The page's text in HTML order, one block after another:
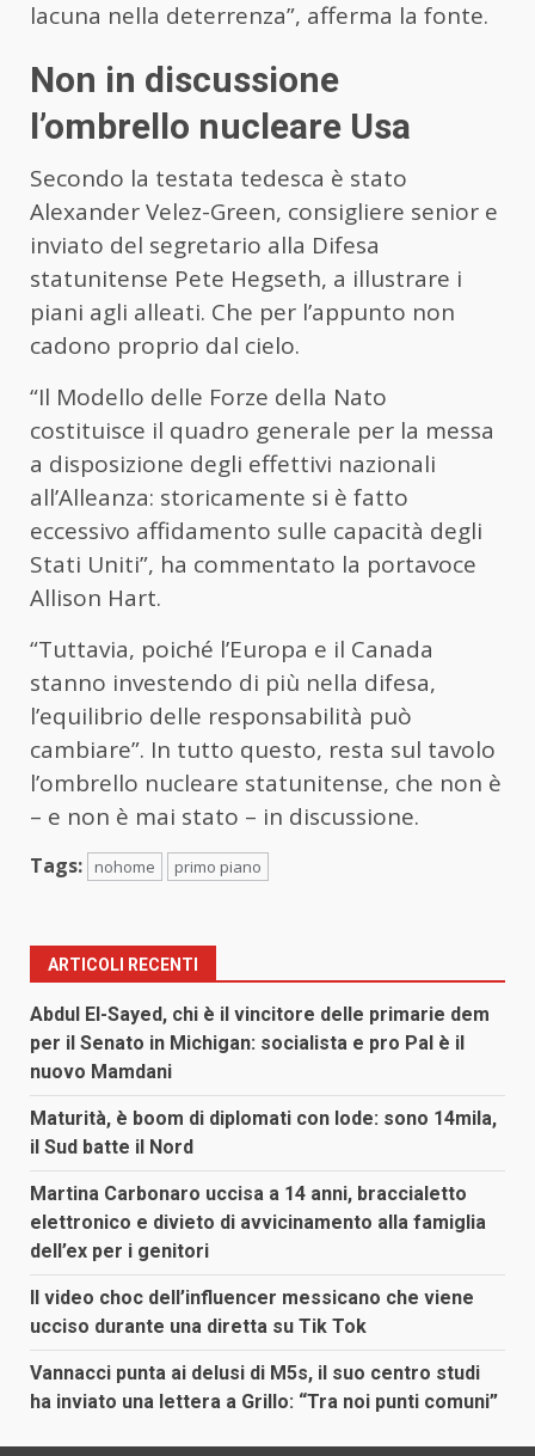
lacuna nella deterrenza”, afferma la fonte.
Non in discussione
l’ombrello nucleare Usa
Secondo la testata tedesca è stato
Alexander Velez-Green, consigliere senior e
inviato del segretario alla Difesa
statunitense Pete Hegseth, a illustrare i
piani agli alleati. Che per l’appunto non
cadono proprio dal cielo.
“Il Modello delle Forze della Nato
costituisce il quadro generale per la messa
a disposizione degli effettivi nazionali
all’Alleanza: storicamente si è fatto
eccessivo affidamento sulle capacità degli
Stati Uniti”, ha commentato la portavoce
Allison Hart.
“Tuttavia, poiché l’Europa e il Canada
stanno investendo di più nella difesa,
l’equilibrio delle responsabilità può
cambiare”. In tutto questo, resta sul tavolo
l’ombrello nucleare statunitense, che non è
– e non è mai stato – in discussione.
Tags: nohome primo piano
ARTICOLI RECENTI
Abdul El-Sayed, chi è il vincitore delle primarie dem
per il Senato in Michigan: socialista e pro Pal è il
nuovo Mamdani
Maturità, è boom di diplomati con lode: sono 14mila,
il Sud batte il Nord
Martina Carbonaro uccisa a 14 anni, braccialetto
elettronico e divieto di avvicinamento alla famiglia
dell’ex per i genitori
Il video choc dell’influencer messicano che viene
ucciso durante una diretta su Tik Tok
Vannacci punta ai delusi di M5s, il suo centro studi
ha inviato una lettera a Grillo: “Tra noi punti comuni”